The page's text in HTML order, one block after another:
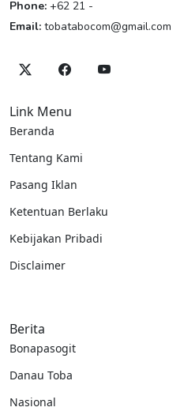
Phone: +62 21 -
Email: tobatabocom@gmail.com
Link Menu
Beranda
Tentang Kami
Pasang Iklan
Ketentuan Berlaku
Kebijakan Pribadi
Disclaimer
Berita
Bonapasogit
Danau Toba
Nasional